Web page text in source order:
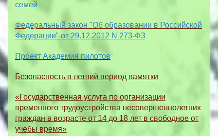
семей
Федеральный закон "Об образовании в Российской
Федерации" от 29.12.2012 N 273-ФЗ
Проект Академия пилотов
Безопасность в летний период памятки
«Государственная услуга по организации
временного трудоустройства несовершеннолетних
граждан в возрасте от 14 до 18 лет в свободное от
учебы время»